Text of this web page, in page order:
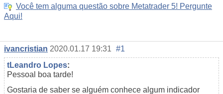
Você tem alguma questão sobre Metatrader 5! Pergunte
Aqui!
ivancristian 2020.01.17 19:31 #1
tLeandro Lopes:
Pessoal boa tarde!
Gostaria de saber se alguém conhece algum indicador